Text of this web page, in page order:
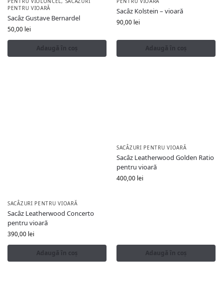
PENTRU VIOARĂ
Sacâz Gustave Bernardel
50,00 lei
Adaugă în coș
Sacâz Kolstein – vioară
90,00 lei
Adaugă în coș
SACÂZURI PENTRU VIOARĂ
Sacâz Leatherwood Concerto
pentru vioară
390,00 lei
Adaugă în coș
SACÂZURI PENTRU VIOARĂ
Sacâz Leatherwood Golden Ratio
pentru vioară
400,00 lei
Adaugă în coș